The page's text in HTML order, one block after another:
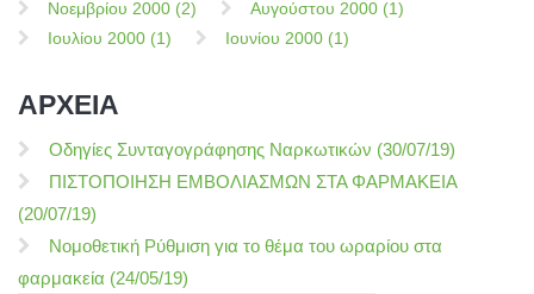
Νοεμβρίου 2000 (2)
Αυγούστου 2000 (1)
Ιουλίου 2000 (1)
Ιουνίου 2000 (1)
ΑΡΧΕΙΑ
Οδηγίες Συνταγογράφησης Ναρκωτικών (30/07/19)
ΠΙΣΤΟΠΟΙΗΣΗ ΕΜΒΟΛΙΑΣΜΩΝ ΣΤΑ ΦΑΡΜΑΚΕΙΑ
(20/07/19)
Νομοθετική Ρύθμιση για το θέμα του ωραρίου στα
φαρμακεία (24/05/19)